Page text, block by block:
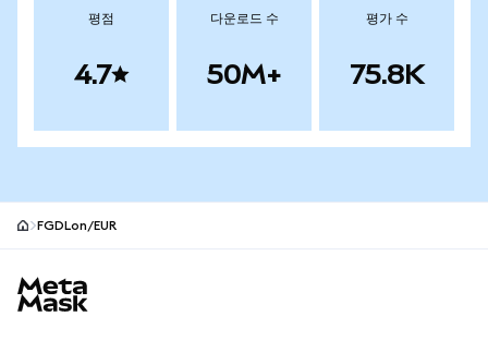
평점
4.7
다운로드 수
50M+
평가 수
75.8K
FGDLon/EUR